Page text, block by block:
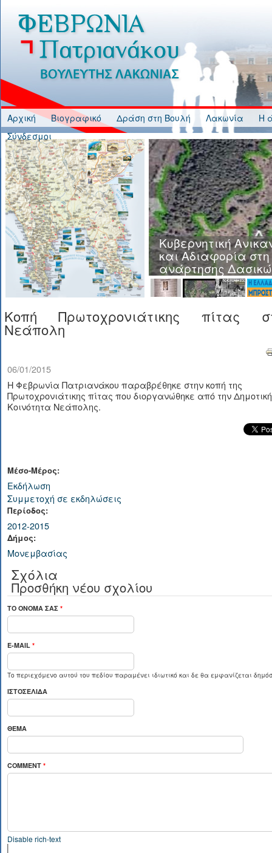
Αρχική Βιογραφικό Δράση στη Βουλή Λακωνία
Η
Σύνδεσμοι
Κυβερνητική
και Αδιαφορία
ανάρτησης
Κοπή Πρωτοχρονιάτικης πίτας
Νεάπολη
06/01/2015
Η Φεβρωνία Πατριανάκου παραβρέθηκε στην κοπή της
Πρωτοχρονιάτικης πίτας που διοργανώθηκε από την Δημοτική
Κοινότητα Νεάπολης.
Μέσο-Μέρος:
Εκδήλωση
Συμμετοχή σε εκδηλώσεις
Περίοδος:
2012-2015
Δήμος:
Μονεμβασίας
Σχόλια
Προσθήκη νέου σχολίου
ΤΟ ΌΝΟΜΆ ΣΑΣ *
E-MAIL *
Το περιεχόμενο αυτού του πεδίου παραμένει ιδιωτικό και δε θα εμφανίζεται
ΙΣΤΟΣΕΛΊΔΑ
ΘΈΜΑ
COMMENT *
Disable rich-text